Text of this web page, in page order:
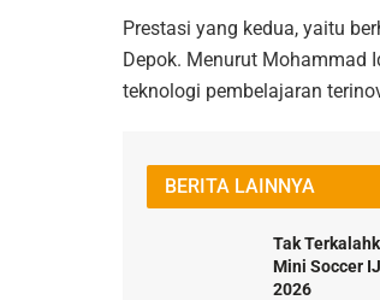
Prestasi yang kedua, yaitu
Depok. Menurut Mohammad
teknologi pembelajaran
BERITA LAINNYA
Tak
Mini Soccer
2026